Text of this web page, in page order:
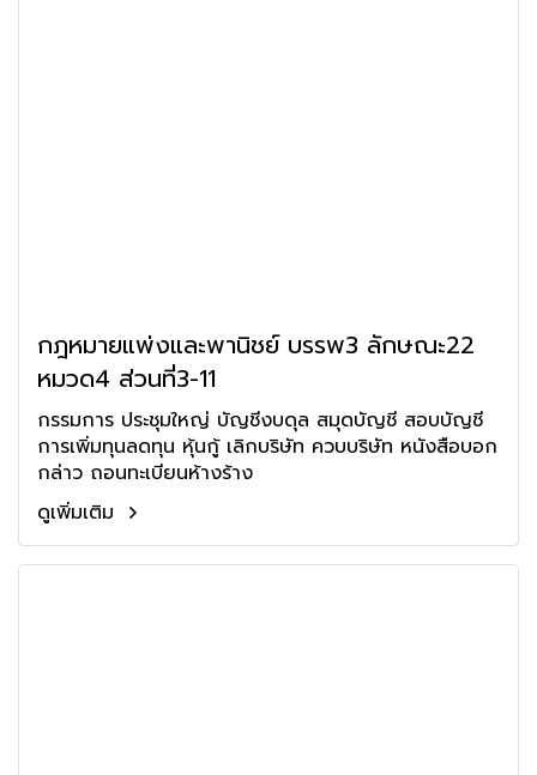
กฎหมายแพ่งและพานิชย์ บรรพ3 ลักษณะ22
หมวด4 ส่วนที่3-11
กรรมการ ประชุมใหญ่ บัญชีงบดุล สมุดบัญชี สอบบัญชี
การเพิ่มทุนลดทุน หุ้นกู้ เลิกบริษัท ควบบริษัท หนังสือบอก
กล่าว ถอนทะเบียนห้างร้าง
ดูเพิ่มเติม